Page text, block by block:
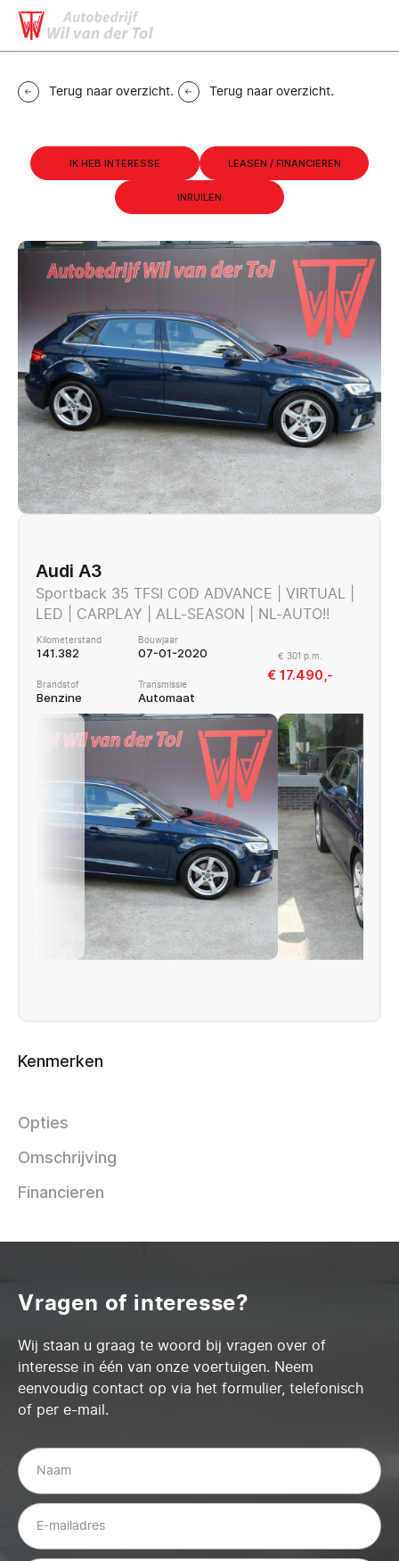
Terug naar overzicht. Terug naar overzicht.
IK HEB INTERESSE LEASEN / FINANCIEREN
INRUILEN
Audi A3
Sportback 35 TFSI COD ADVANCE | VIRTUAL |
LED | CARPLAY | ALL-SEASON | NL-AUTO!!
Kilometerstand
141.382
Bouwjaar
07-01-2020
Brandstof
Benzine
Transmissie
Automaat
€ 301 p.m.
€ 17.490,-
Kenmerken
Opties
Omschrijving
Financieren
Vragen of interesse?
Wij staan u graag te woord bij vragen over of
interesse in één van onze voertuigen. Neem
eenvoudig contact op via het formulier, telefonisch
of per e-mail.